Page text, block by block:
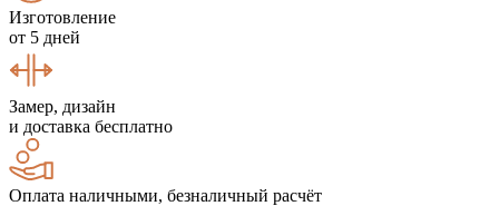
Изготовление
от 5 дней
Замер, дизайн
и доставка бесплатно
Оплата наличными, безналичный расчёт